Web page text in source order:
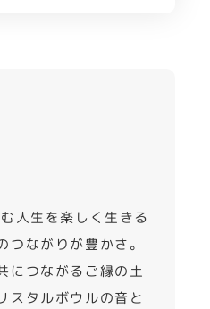
人生を楽しく生きる
つながりが豊かさ。
につながるご縁の土
スタルボウルの音と